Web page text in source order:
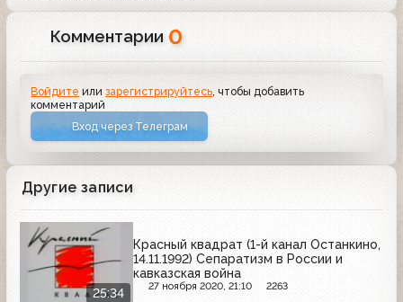
Комментарии 0
Войдите илизарегистрируйтесь, чтобы добавить
комментарий
Вход через Телеграм
Другие записи
25:34
Красный квадрат (1-й канал Останкино,
14.11.1992) Сепаратизм в России и
кавказская война
27 ноября 2020, 21:10 2263